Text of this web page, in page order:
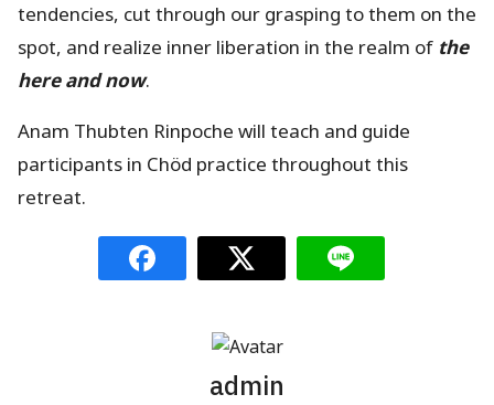
tendencies, cut through our grasping to them on the
spot, and realize inner liberation in the realm of the
here and now.
Anam Thubten Rinpoche will teach and guide
participants in Chöd practice throughout this
retreat.
admin